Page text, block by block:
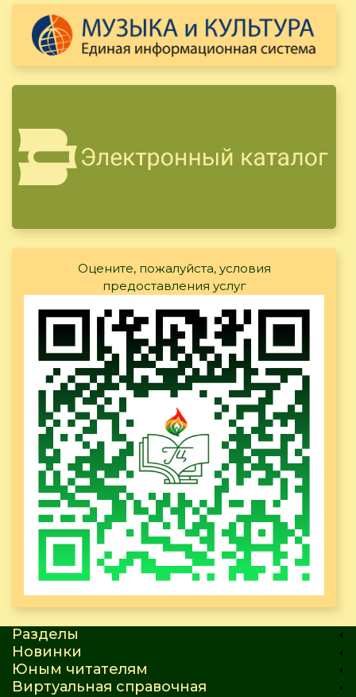
Оцените, пожалуйста, условия
предоставления услуг
Разделы
Новинки
Юным читателям
Виртуальная справочная